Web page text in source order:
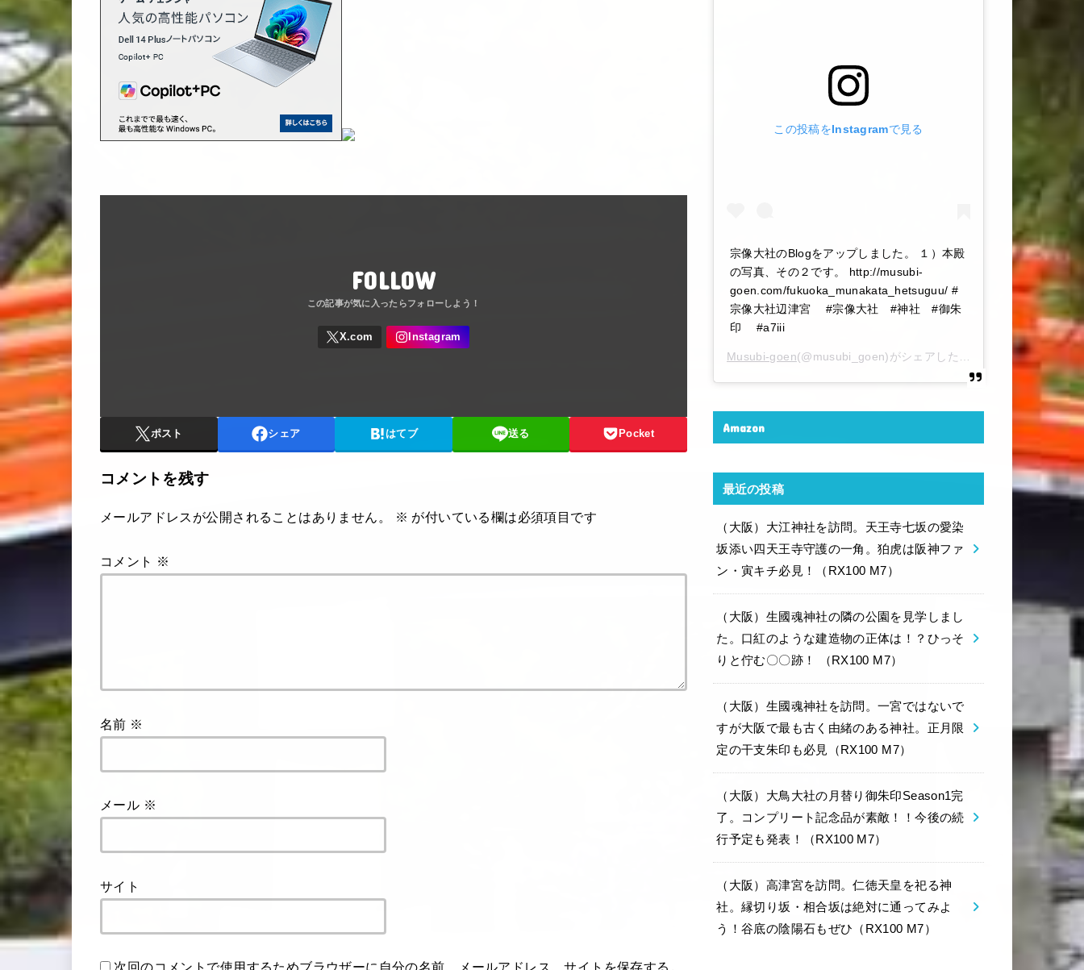
FOLLOW
ポスト シェア はてブ 送る Pocket
コメントを残す
メールアドレスが公開されることはありません。 ※ が付いている欄は必須項目です
コメント ※
名前 ※
メール ※
サイト
次回のコメントで使用するためブラウザーに自分の名前、メールアドレス、サイトを保存する。
この投稿をInstagramで見る
宗像大社のBlogをアップしました。 １）本殿
の写真、その２です。 http://musubi-
goen.com/fukuoka_munakata_hetsuguu/ #
宗像大社辺津宮 #宗像大社 #神社 #御朱
印 #a7iii
Musubi-goen(@musubi_goen)がシェアした投稿 – 2020年 6月月6
Amazon
最近の投稿
（大阪）大江神社を訪問。天王寺七坂の愛染
坂添い四天王寺守護の一角。狛虎は阪神ファ
ン・寅キチ必見！（RX100 M7）
（大阪）生國魂神社の隣の公園を見学しまし
た。口紅のような建造物の正体は！？ひっそ
りと佇む〇〇跡！ （RX100 M7）
（大阪）生國魂神社を訪問。一宮ではないで
すが大阪で最も古く由緒のある神社。正月限
定の干支朱印も必見（RX100 M7）
（大阪）大鳥大社の月替り御朱印Season1完
了。コンプリート記念品が素敵！！今後の続
行予定も発表！（RX100 M7）
（大阪）高津宮を訪問。仁徳天皇を祀る神
社。縁切り坂・相合坂は絶対に通ってみよ
う！谷底の陰陽石もぜひ（RX100 M7）